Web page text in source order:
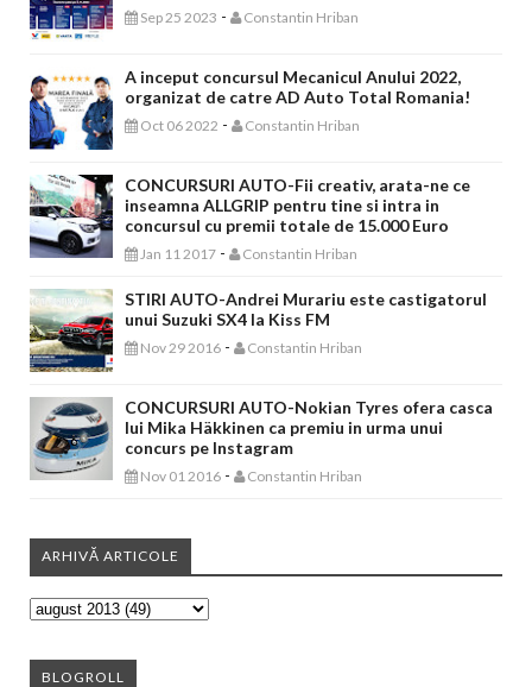
Sep 25 2023 - Constantin Hriban
A inceput concursul Mecanicul Anului 2022,
organizat de catre AD Auto Total Romania!
Oct 06 2022 - Constantin Hriban
CONCURSURI AUTO-Fii creativ, arata-ne ce
inseamna ALLGRIP pentru tine si intra in
concursul cu premii totale de 15.000 Euro
Jan 11 2017 - Constantin Hriban
STIRI AUTO-Andrei Murariu este castigatorul
unui Suzuki SX4 la Kiss FM
Nov 29 2016 - Constantin Hriban
CONCURSURI AUTO-Nokian Tyres ofera casca
lui Mika Häkkinen ca premiu in urma unui
concurs pe Instagram
Nov 01 2016 - Constantin Hriban
ARHIVĂ ARTICOLE
BLOGROLL